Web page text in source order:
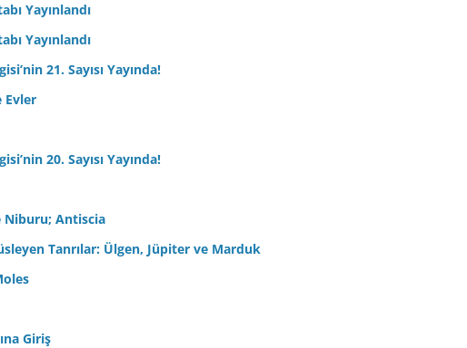
Yayınlandı
Yayınlandı
21. Sayısı Yayında!
Evler
20. Sayısı Yayında!
Niburu; Antiscia
Tanrılar: Ülgen, Jüpiter ve Marduk
Giriş